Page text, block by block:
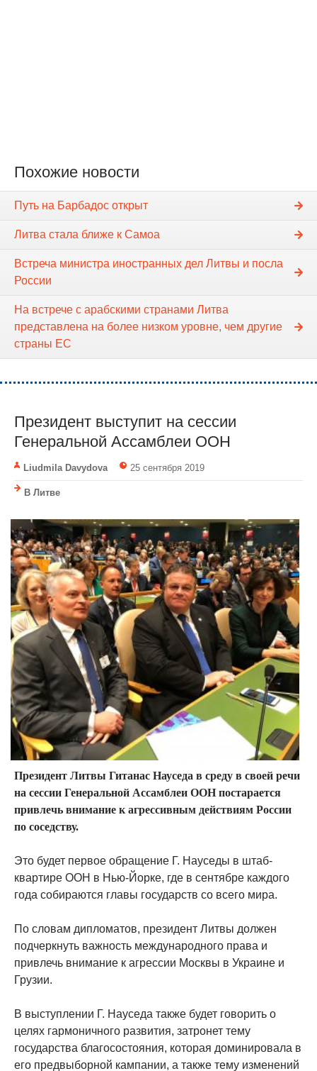
Похожие новости
Путь на Барбадос открыт
Литва стала ближе к Самоа
Встреча министра иностранных дел Литвы и посла
России
На встрече с арабскими странами Литва
представлена на более низком уровне, чем другие
страны ЕС
Президент выступит на сессии
Генеральной Ассамблеи ООН
Liudmila Davydova 25 сентября 2019
В Литве
Президент Литвы Гитанас Науседа в среду в своей речи
на сессии Генеральной Ассамблеи ООН постарается
привлечь внимание к агрессивным действиям России
по соседству.
Это будет первое обращение Г. Науседы в штаб-
квартире ООН в Нью-Йорке, где в сентябре каждого
года собираются главы государств со всего мира.
По словам дипломатов, президент Литвы должен
подчеркнуть важность международного права и
привлечь внимание к агрессии Москвы в Украине и
Грузии.
В выступлении Г. Науседа также будет говорить о
целях гармоничного развития, затронет тему
государства благосостояния, которая доминировала в
его предвыборной кампании, а также тему изменений